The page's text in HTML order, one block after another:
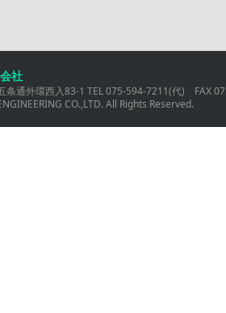
社
条通外環西入83-1 TEL 075-594-7211(代) FAX
CO.,LTD. All Rights Reserved.